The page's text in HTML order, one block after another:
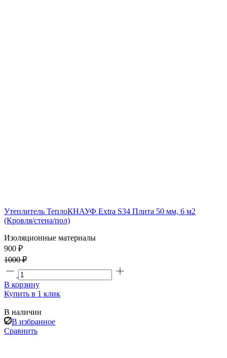
Утеплитель ТеплоКНАУФ Extra S34 Плита 50 мм, 6 м2
(Кровля/стена/пол)
Изоляционные материалы
900 ₽
1000 ₽
В корзину
Купить в 1 клик
В наличии
В избранное
Сравнить